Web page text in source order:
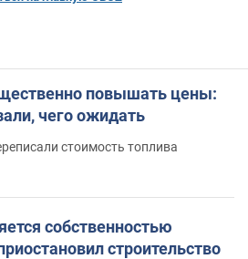
повышать цены:
чего ожидать
стоимость топлива
собственностью
строительство